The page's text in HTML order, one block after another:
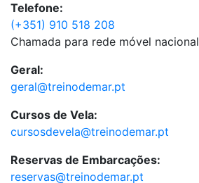
Telefone:
(+351) 910 518 208
Chamada para rede móvel nacional
Geral:
geral@treinodemar.pt
Cursos de Vela:
cursosdevela@treinodemar.pt
Reservas de Embarcações:
reservas@treinodemar.pt